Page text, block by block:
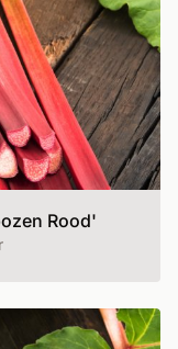
Rood'